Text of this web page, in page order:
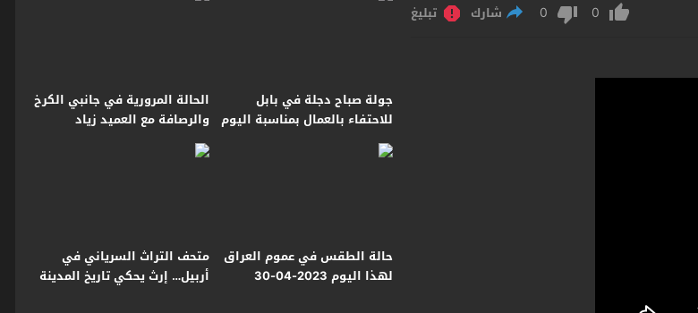
0
0 شارك تبليغ
جولة صباح دجلة في بابل
للاحتفاء بالعمال بمناسبة اليوم
العالمي للعمال
الحالة المرورية في جانبي الكرخ
والرصافة مع العميد زياد
القيسي
حالة الطقس في عموم العراق
لهذا اليوم 2023-04-30
متحف التراث السرياني في
أربيل… إرث يحكي تاريخ المدينة